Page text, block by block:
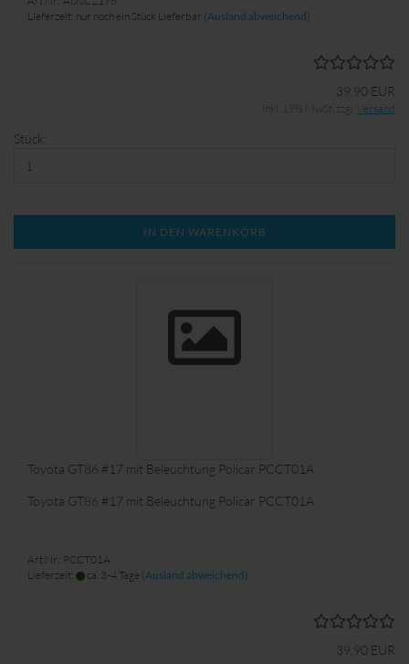
Lieferzeit: nur noch ein Stück Lieferbar (Ausland abweichend)
39,90 EUR
inkl. 19% MwSt. zzgl. Versand
Stück:
IN DEN WARENKORB
Toyota GT86 #17 mit Beleuchtung Policar PCCT01A
Toyota GT86 #17 mit Beleuchtung Policar PCCT01A
Art.Nr.: PCCT01A
Lieferzeit:
ca. 3-4 Tage (Ausland abweichend)
39,90 EUR